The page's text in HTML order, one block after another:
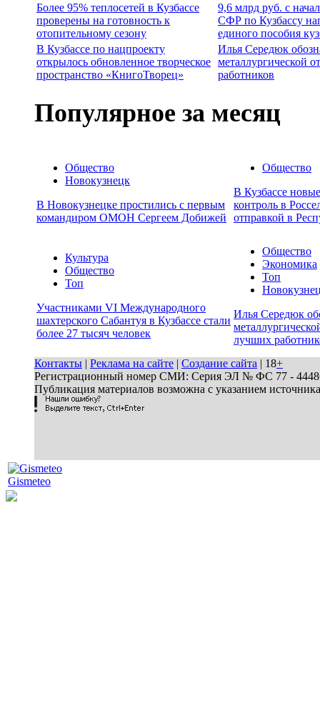
Более 95% теплосетей в Кузбассе
проверены на готовность к
отопительному сезону
9,6 млрд руб. с
СФР по Кузбассу
единого пособия
В Кузбассе по нацпроекту
открылось обновленное творческое
пространство «КнигоТворец»
Илья Середюк
металлургической
работников
Популярное за месяц
Общество
Новокузнецк
В Новокузнецке простились с первым
командиром ОМОН Сергеем Добижей
Общество
В Кузбассе
контроль в
отправкой в
Культура
Общество
Топ
Участниками VI Международного
шахтерского Сабантуя в Кузбассе стали
более 27 тысяч человек
Общество
Экономика
Топ
Илья Середюк
лучших
Контакты | Реклама на сайте | Создание сайта | 18+
Регистрационный номер СМИ: Серия ЭЛ № ФС 77 - 44486
Публикация материалов возможна с указанием
Gismeteo